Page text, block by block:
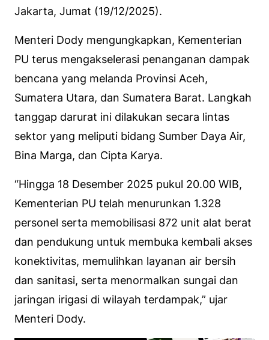
Jakarta, Jumat (19/12/2025).
Menteri Dody mengungkapkan, Kementerian
PU terus mengakselerasi penanganan dampak
bencana yang melanda Provinsi Aceh,
Sumatera Utara, dan Sumatera Barat. Langkah
tanggap darurat ini dilakukan secara lintas
sektor yang meliputi bidang Sumber Daya Air,
Bina Marga, dan Cipta Karya.
“Hingga 18 Desember 2025 pukul 20.00 WIB,
Kementerian PU telah menurunkan 1.328
personel serta memobilisasi 872 unit alat berat
dan pendukung untuk membuka kembali akses
konektivitas, memulihkan layanan air bersih
dan sanitasi, serta menormalkan sungai dan
jaringan irigasi di wilayah terdampak,” ujar
Menteri Dody.